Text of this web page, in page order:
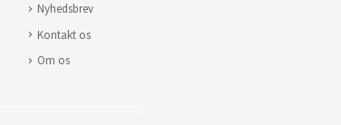
Nyhedsbrev
Kontakt os
Om os